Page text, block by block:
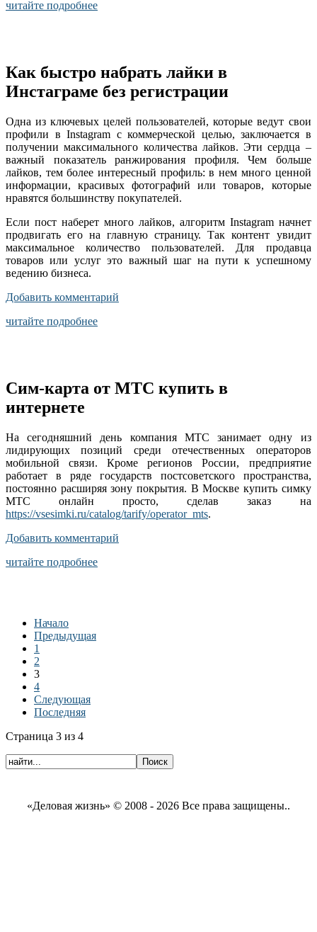
читайте подробнее
Как быстро набрать лайки в
Инстаграме без регистрации
Одна из ключевых целей пользователей, которые ведут свои
профили в Instagram с коммерческой целью, заключается в
получении максимального количества лайков. Эти сердца –
важный показатель ранжирования профиля. Чем больше
лайков, тем более интересный профиль: в нем много ценной
информации, красивых фотографий или товаров, которые
нравятся большинству покупателей.
Если пост наберет много лайков, алгоритм Instagram начнет
продвигать его на главную страницу. Так контент увидит
максимальное количество пользователей. Для продавца
товаров или услуг это важный шаг на пути к успешному
ведению бизнеса.
Добавить комментарий
читайте подробнее
Сим-карта от МТС купить в
интернете
На сегодняшний день компания МТС занимает одну из
лидирующих позиций среди отечественных операторов
мобильной связи. Кроме регионов России, предприятие
работает в ряде государств постсоветского пространства,
постоянно расширяя зону покрытия. В Москве купить симку
МТС онлайн просто, сделав заказ на
https://vsesimki.ru/catalog/tarify/operator_mts.
Добавить комментарий
читайте подробнее
Начало
Предыдущая
1
2
3
4
Следующая
Последняя
Страница 3 из 4
«Деловая жизнь» © 2008 - 2026 Все права защищены..